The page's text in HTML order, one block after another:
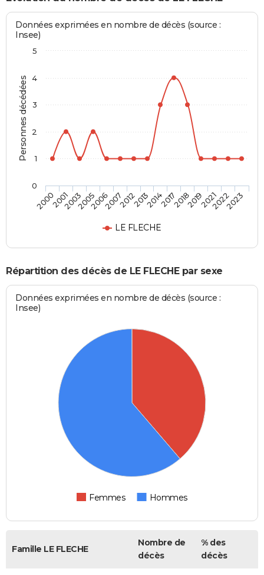
Personnes décédées
Données exprimées en nombre de décès (source :
Insee)
LE FLECHE
200020012003200520062007201220132014201720182019202120222023
0
1
2
3
4
5
Répartition des décès de LE FLECHE par sexe
Données exprimées en nombre de décès (source :
Insee)
Femmes Hommes
Famille LE FLECHE
Nombre de
décès
% des
décès